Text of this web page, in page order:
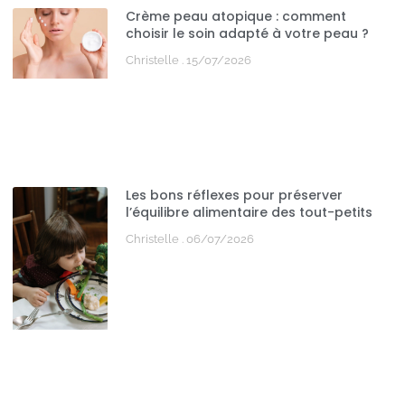
Crème peau atopique : comment
choisir le soin adapté à votre peau ?
Christelle 15/07/2026
Les bons réflexes pour préserver
l’équilibre alimentaire des tout-petits
Christelle 06/07/2026